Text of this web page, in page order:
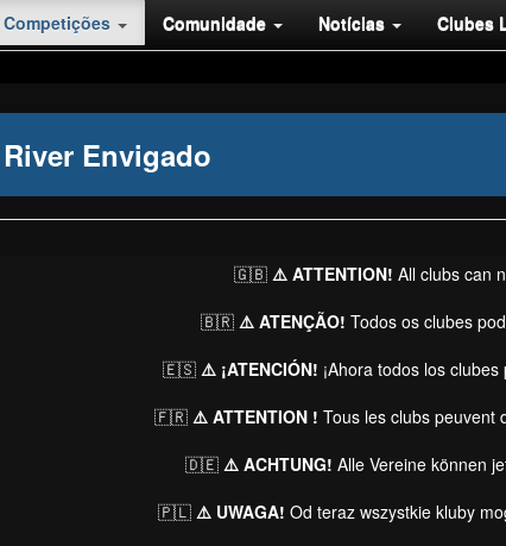
Competições Comunidade Notícias Clubes
River Envigado
🇬🇧 ⚠️ ATTENTION! All clubs can
🇧🇷 ⚠️ ATENÇÃO! Todos os clubes
🇪🇸 ⚠️ ¡ATENCIÓN! ¡Ahora todos los
🇫🇷 ⚠️ ATTENTION ! Tous les clubs peuvent
🇩🇪 ⚠️ ACHTUNG! Alle Vereine können
🇵🇱 ⚠️ UWAGA! Od teraz wszystkie kluby